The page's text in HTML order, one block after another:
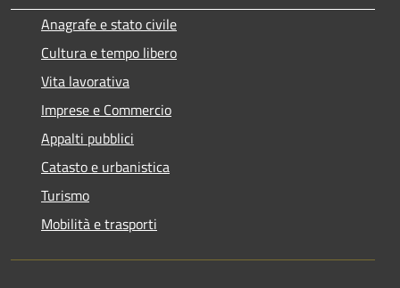
Anagrafe e stato civile
Cultura e tempo libero
Vita lavorativa
Imprese e Commercio
Appalti pubblici
Catasto e urbanistica
Turismo
Mobilità e trasporti